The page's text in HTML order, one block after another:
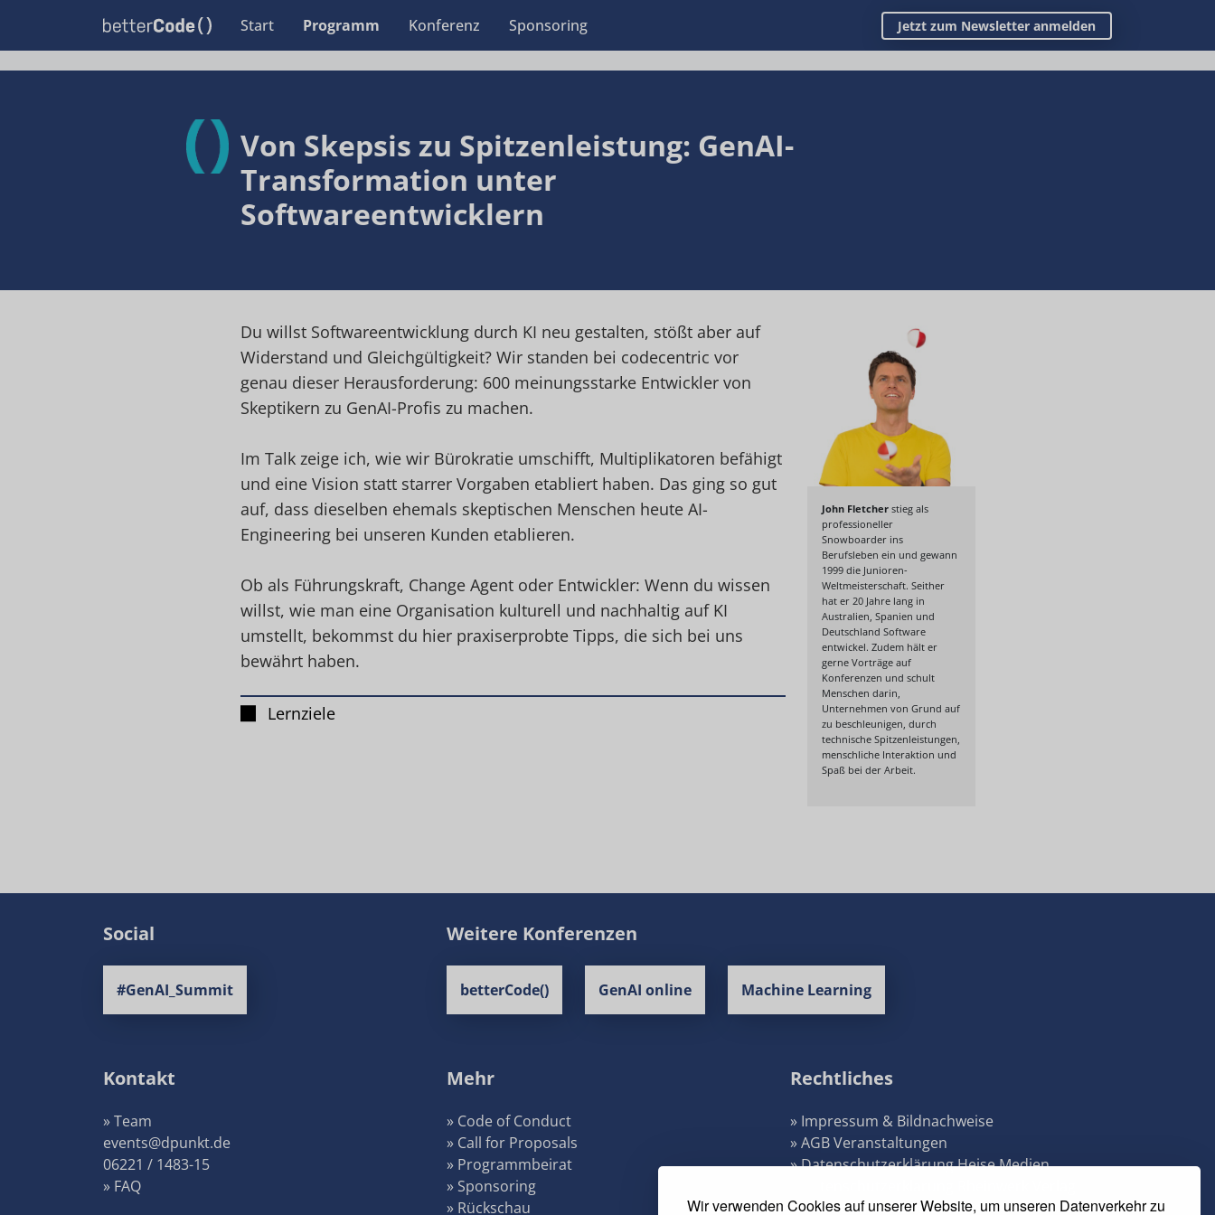
Wir verwenden Cookies auf unserer Website, um unseren Datenverkehr zu
Start Programm Konferenz Sponsoring Jetzt zum Newsletter anmelden
Von Skepsis zu Spitzenleistung: GenAI-
Transformation unter
Softwareentwicklern
Du willst Softwareentwicklung durch KI neu gestalten, stößt aber auf
Widerstand und Gleichgültigkeit? Wir standen bei codecentric vor
genau dieser Herausforderung: 600 meinungsstarke Entwickler von
Skeptikern zu GenAI-Profis zu machen.
Im Talk zeige ich, wie wir Bürokratie umschifft, Multiplikatoren befähigt
und eine Vision statt starrer Vorgaben etabliert haben. Das ging so gut
auf, dass dieselben ehemals skeptischen Menschen heute AI-
Engineering bei unseren Kunden etablieren.
Ob als Führungskraft, Change Agent oder Entwickler: Wenn du wissen
willst, wie man eine Organisation kulturell und nachhaltig auf KI
umstellt, bekommst du hier praxiserprobte Tipps, die sich bei uns
bewährt haben.
Lernziele
John Fletcher stieg als
professioneller
Snowboarder ins
Berufsleben ein und gewann
1999 die Junioren-
Weltmeisterschaft. Seither
hat er 20 Jahre lang in
Australien, Spanien und
Deutschland Software
entwickel. Zudem hält er
gerne Vorträge auf
Konferenzen und schult
Menschen darin,
Unternehmen von Grund auf
zu beschleunigen, durch
technische Spitzenleistungen,
menschliche Interaktion und
Spaß bei der Arbeit.
Social
#GenAI_Summit
Weitere Konferenzen
betterCode() GenAI online Machine Learning
Kontakt
» Team
events@dpunkt.de
06221 / 1483-15
» FAQ
Mehr
» Code of Conduct
» Call for Proposals
» Programmbeirat
» Sponsoring
» Rückschau
Rechtliches
» Impressum & Bildnachweise
» AGB Veranstaltungen
» Datenschutzerklärung Heise Medien
» Cookie-Einstellungen ändern